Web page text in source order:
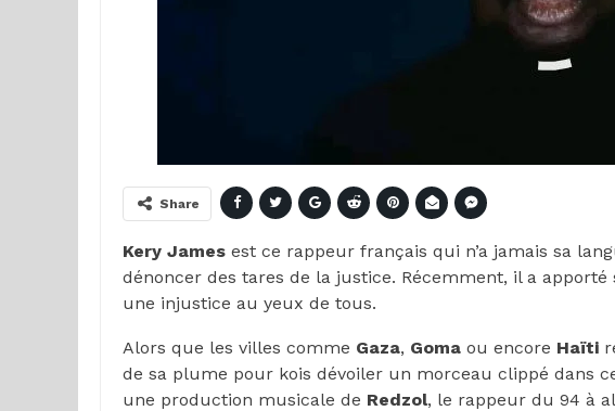
Share
Kery James est ce rappeur français qui n’a jamais sa
dénoncer des tares de la justice. Récemment, il a
une injustice au yeux de tous.
Alors que les villes comme Gaza, Goma ou encore Haïti
de sa plume pour kois dévoiler un morceau clippé dans
une production musicale de Redzol, le rappeur du 94 à